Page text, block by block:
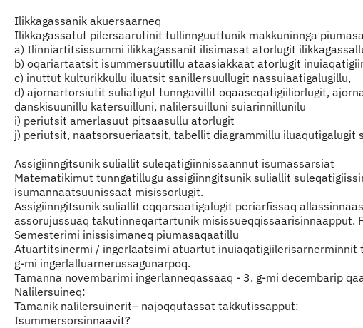
Ilikkagassanik akuersaarneq
Ilikkagassatut pilersaarutinit tullinnguuttunik makkuninnga
a) Ilinniartitsissummi ilikkagassanit ilisimasat atorlugit
b) oqariartaatsit isummersuutillu ataasiakkaat atorlugit
c) inuttut kulturikkullu iluatsit sanillersuullugit nassuiaatigalugillu,
d) ajornartorsiutit suliatigut tunngavillit oqaaseqatigiiliorlugit,
danskisuunillu katersuilluni, nalilersuilluni suiarinnillunilu
i) periutsit amerlasuut pitsaasullu atorlugit
j) periutsit, naatsorsueriaatsit, tabellit diagrammillu
Assigiinngitsunik suliallit suleqatigiinnissaannut isumassarsiat
Matematikimut tunngatillugu assigiinngitsunik suliallit
isumannaatsuunissaat misissorlugit.
Assigiinngitsunik suliallit eqqarsaatigalugit periarfissaq
assorujussuaq takutinneqartartunik
Semesterimi inissisimaneq piumasaqaatillu
Atuartitsinermi / ingerlaatsimi atuartut inuiaqatigiilerisarnerminnit
g-mi ingerlalluarnerussagunarpoq.
Tamanna novembarimi ingerlanneqassaaq - 3. g-mi decembarip
Nalilersuineq:
Tamanik nalilersuinerit– najoqqutassat takkutissapput:
Isummersorsinnaavit?